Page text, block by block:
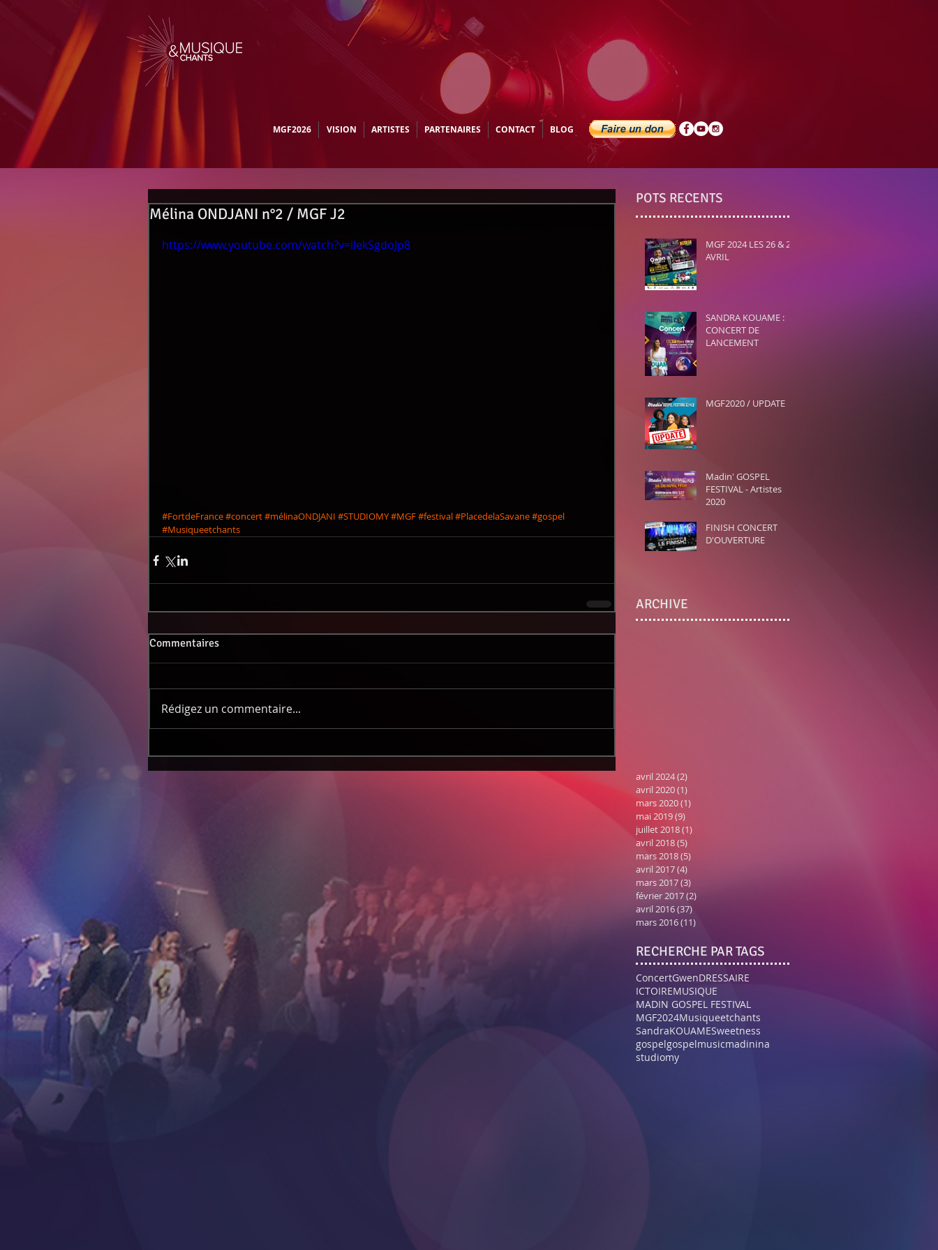
Le rendez-vo
MGF2026 VISION ARTISTES PARTENAIRES CONTACT BLOG
Mélina ONDJANI n°2 / MGF J2
https://www.youtube.com/watch?v=ilekSgdoJp8
#FortdeFrance#concert#mélinaONDJANI #STUDIOMY#MGF#festival#PlacedelaSavane#gospel
#Musiqueetchants
Commentaires
Rédigez un commentaire...
POTS RECENTS
MGF 2024 LES 26 & 27
AVRIL
SANDRA KOUAME :
CONCERT DE
LANCEMENT
MGF2020 / UPDATE
Madin' GOSPEL
FESTIVAL - Artistes
2020
FINISH CONCERT
D'OUVERTURE
ARCHIVE
avril 2024(2)
avril 2020(1)
mars 2020(1)
mai 2019(9)
juillet 2018(1)
avril 2018(5)
mars 2018(5)
avril 2017(4)
mars 2017(3)
février 2017(2)
avril 2016(37)
mars 2016(11)
RECHERCHE PAR TAGS
ConcertGwenDRESSAIRE
ICTOIREMUSIQUE
MADIN GOSPEL FESTIVAL
MGF2024Musiqueetchants
SandraKOUAMESweetness
gospelgospelmusicmadinina
studiomy